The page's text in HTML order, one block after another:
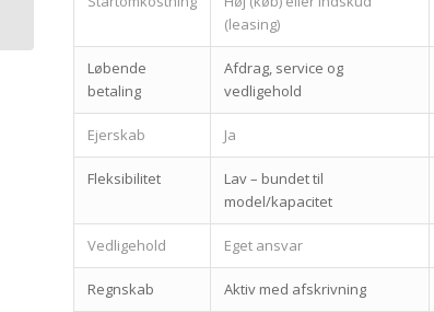
(leasing)
Løbende
betaling
Afdrag, service og
vedligehold
Ejerskab Ja
Fleksibilitet
Lav – bundet til
model/kapacitet
Vedligehold Eget ansvar
Regnskab Aktiv med afskrivning